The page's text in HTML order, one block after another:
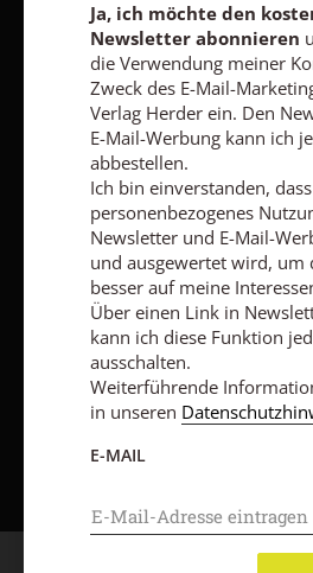
AGB und Widerrufsbelehrung
Impressum
Vertrag widerrufen
Ja, ich möchte den
Newsletter abonnieren
die Verwendung meiner
Zweck des E-Mail-
Verlag Herder ein. Den
E-Mail-Werbung kann ich
abbestellen.
Ich bin einverstanden,
personenbezogenes
Newsletter und E-Mail-
und ausgewertet wird, um
besser auf meine
Über einen Link in
kann ich diese Funktion
ausschalten.
Weiterführende
in unseren
E-MAIL